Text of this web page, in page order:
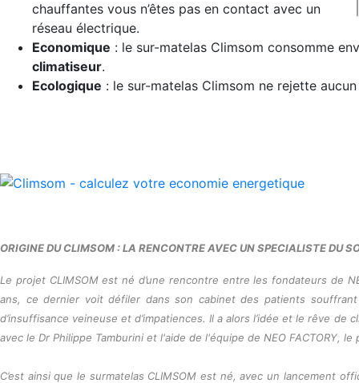
chauffantes vous n’êtes pas en contact avec un
réseau électrique.
Economique : le sur-matelas Climsom consomme
climatiseur.
Ecologique : le sur-matelas Climsom ne rejette
ORIGINE DU CLIMSOM : LA RENCONTRE AVEC UN SPECIALISTE DU
Le projet CLIMSOM est né d’une rencontre entre les fondateurs de
ans, ce dernier voit défiler dans son cabinet des patients
d’insuffisance veineuse et d’impatiences. Il a alors l’idée et le rêve
avec le Dr Philippe Tamburini et l'aide de l'équipe de NEO FACTORY,
C’est ainsi que le surmatelas CLIMSOM est né, avec un lancement